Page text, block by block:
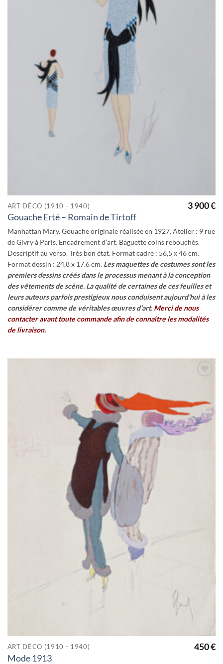
ART DÉCO (1910 - 1940)
Gouache Erté – Romain de Tirtoff
3 900€
Manhattan Mary. Gouache originale réalisée en 1927. Atelier : 9 rue
de Givry à Paris. Encadrement d’art. Baguette coins rebouchés.
Descriptif au verso. Très bon état. Format cadre : 56,5 x 46 cm.
Format dessin : 24,8 x 17,6 cm. Les maquettes de costumes sont les
premiers dessins créés dans le processus menant à la conception
des vêtements de scène. La qualité de certaines de ces feuilles et
leurs auteurs parfois prestigieux nous conduisent aujourd’hui à les
considérer comme de véritables œuvres d’art. Merci de nous
contacter avant toute commande afin de connaître les modalités
de livraison.
ART DÉCO (1910 - 1940)
Mode 1913
450€